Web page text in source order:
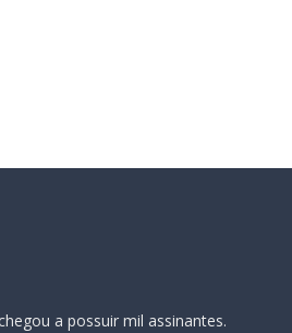
a possuir mil assinantes.